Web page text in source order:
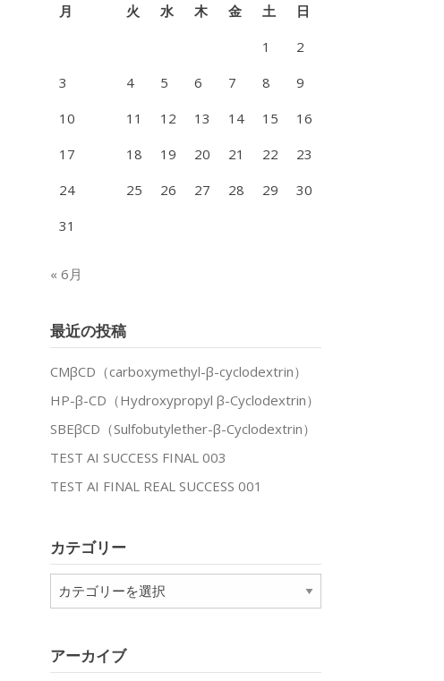
月
火 水 木 金 土
日
1
2
3
4 5 6 7 8
9
10
11 12 13 14 15
16
17
18 19 20 21 22
23
24
25 26 27 28 29
30
31
« 6月
最近の投稿
CMβCD（carboxymethyl-β-cyclodextrin）
HP-β-CD（Hydroxypropyl β-Cyclodextrin）
SBEβCD（Sulfobutylether-β-Cyclodextrin）
TEST AI SUCCESS FINAL 003
TEST AI FINAL REAL SUCCESS 001
カテゴリー
テ
ー
アーカイブ